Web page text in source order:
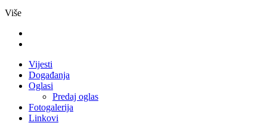
Više
Vijesti
Događanja
Oglasi
Predaj oglas
Fotogalerija
Linkovi